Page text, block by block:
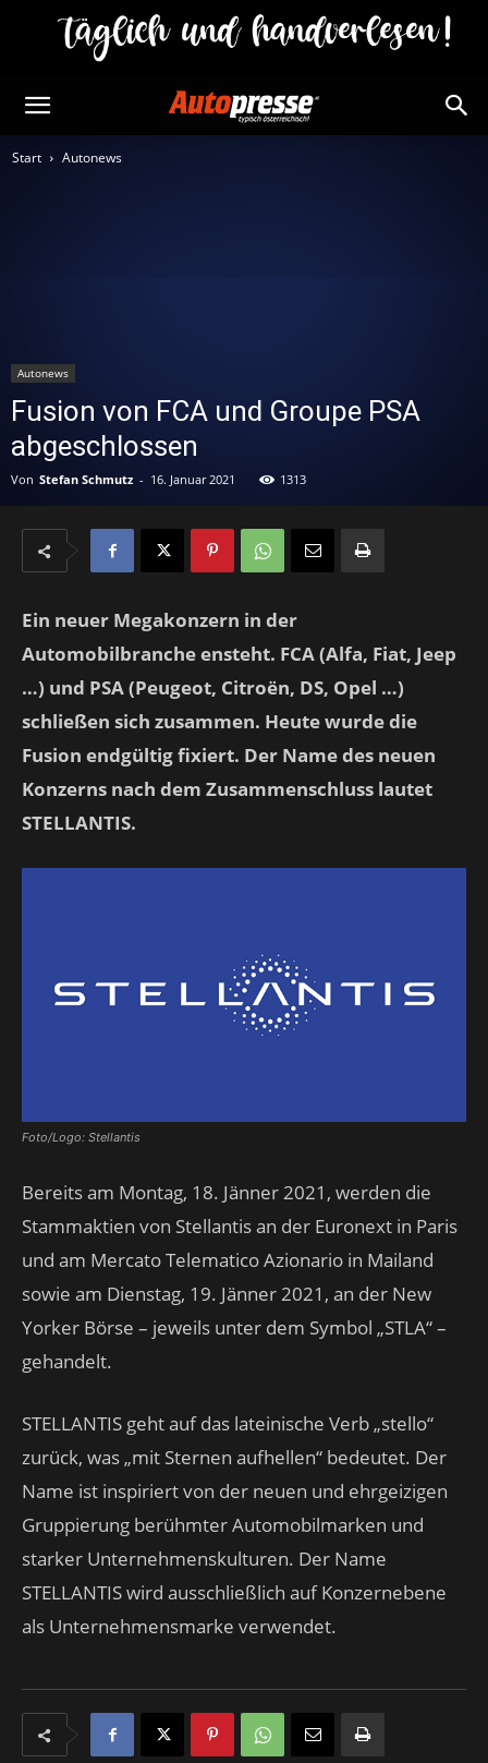
Start Autonews
Autonews
Fusion von FCA und Groupe PSA
abgeschlossen
Von Stefan Schmutz - 16. Januar 2021 1313
Ein neuer Megakonzern in der
Automobilbranche ensteht. FCA (Alfa, Fiat, Jeep
…) und PSA (Peugeot, Citroën, DS, Opel …)
schließen sich zusammen. Heute wurde die
Fusion endgültig fixiert. Der Name des neuen
Konzerns nach dem Zusammenschluss lautet
STELLANTIS.
Foto/Logo: Stellantis
Bereits am Montag, 18. Jänner 2021, werden die
Stammaktien von Stellantis an der Euronext in Paris
und am Mercato Telematico Azionario in Mailand
sowie am Dienstag, 19. Jänner 2021, an der New
Yorker Börse – jeweils unter dem Symbol „STLA“ –
gehandelt.
STELLANTIS geht auf das lateinische Verb „stello“
zurück, was „mit Sternen aufhellen“ bedeutet. Der
Name ist inspiriert von der neuen und ehrgeizigen
Gruppierung berühmter Automobilmarken und
starker Unternehmenskulturen. Der Name
STELLANTIS wird ausschließlich auf Konzernebene
als Unternehmensmarke verwendet.